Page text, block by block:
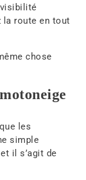
la route en tout
chose
les
simple
il s’agit de